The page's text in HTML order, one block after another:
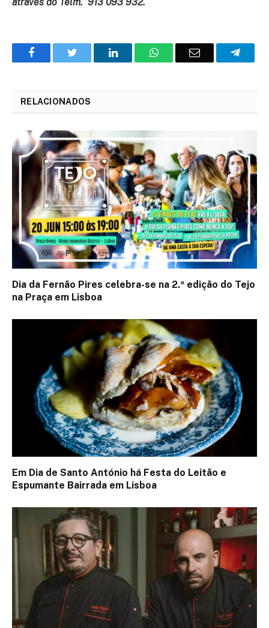
FacebookTwitter
O
WhatsAppE-
RELACIONADOS
Dia da Fernão Pires celebra-se na 2.ª edição do Tejo
na Praça em Lisboa
Em Dia de Santo António há Festa do Leitão e
Espumante Bairrada em Lisboa